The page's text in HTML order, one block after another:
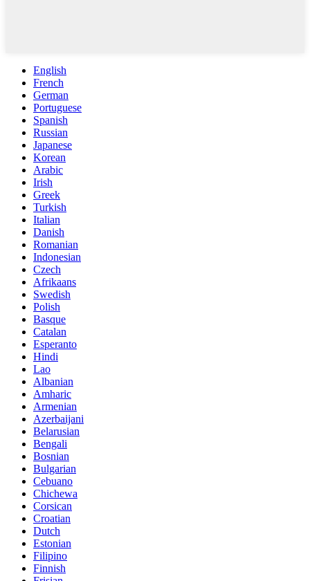
English
French
German
Portuguese
Spanish
Russian
Japanese
Korean
Arabic
Irish
Greek
Turkish
Italian
Danish
Romanian
Indonesian
Czech
Afrikaans
Swedish
Polish
Basque
Catalan
Esperanto
Hindi
Lao
Albanian
Amharic
Armenian
Azerbaijani
Belarusian
Bengali
Bosnian
Bulgarian
Cebuano
Chichewa
Corsican
Croatian
Dutch
Estonian
Filipino
Finnish